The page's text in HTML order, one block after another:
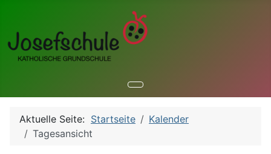
Aktuelle Seite: Startseite
Kalender
Tagesansicht